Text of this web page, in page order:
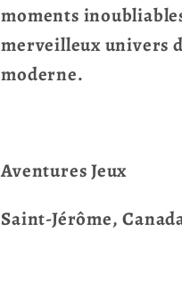
moments
merveilleux univers
moderne.
Aventures Jeux
Saint-Jérôme,